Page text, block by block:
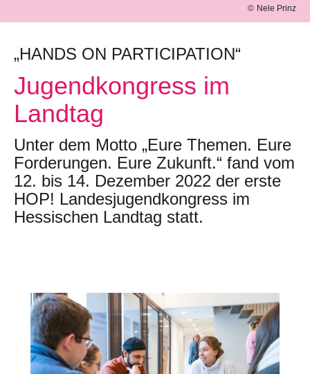
Nele Prinz
„HANDS ON PARTICIPATION“
Jugendkongress im
Landtag
Unter dem Motto „Eure Themen. Eure
Forderungen. Eure Zukunft.“ fand vom
12. bis 14. Dezember 2022 der erste
HOP! Landesjugendkongress im
Hessischen Landtag statt.
Bilddatei